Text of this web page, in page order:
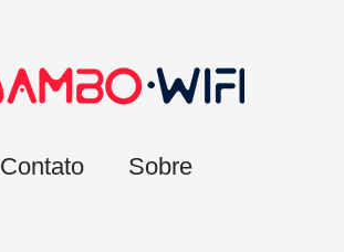
Contato Sobre